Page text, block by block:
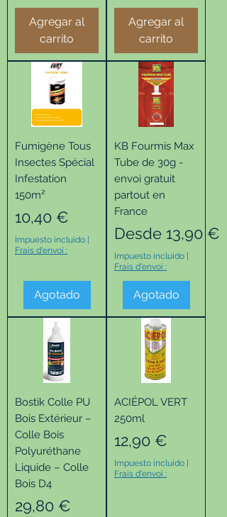
Agregar al
carrito
Agregar al
carrito
Fumigène Tous
Insectes Spécial
Infestation
150m²
Precio
10,40 €
Impuesto incluido
Frais d'envoi :
Agotado
KB Fourmis Max
Tube de 30g -
envoi gratuit
partout en
France
Desde 13,90 €
Precio de oferta
Impuesto incluido
Frais d'envoi :
Agotado
Bostik Colle PU
Bois Extérieur –
Colle Bois
Polyuréthane
Liquide – Colle
Bois D4
Precio
29,80 €
ACIÉPOL VERT
250ml
Precio
12,90 €
Impuesto incluido
Frais d'envoi :